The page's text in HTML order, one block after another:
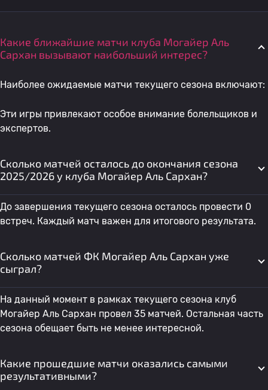
Какие ближайшие матчи клуба Могайер Аль
Сархан вызывают наибольший интерес?
Наиболее ожидаемые матчи текущего сезона включают:
Эти игры привлекают особое внимание болельщиков и
экспертов.
Сколько матчей осталось до окончания сезона
2025/2026 у клуба Могайер Аль Сархан?
До завершения текущего сезона осталось провести 0
встреч. Каждый матч важен для итогового результата.
Сколько матчей ФК Могайер Аль Сархан уже
сыграл?
На данный момент в рамках текущего сезона клуб
Могайер Аль Сархан провел 35 матчей. Остальная часть
сезона обещает быть не менее интересной.
Какие прошедшие матчи оказались самыми
результативными?